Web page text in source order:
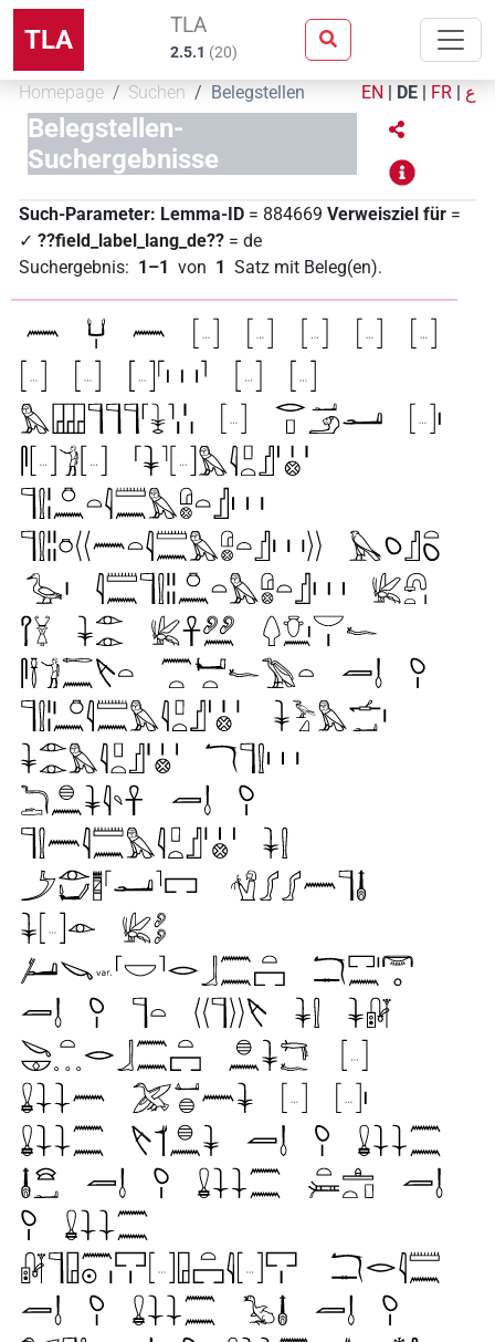
TLA TLA
2.5.1 (20)
Homepage Suchen Belegstellen EN | DE | FR | ع
Belegstellen-
Suchergebnisse
Such-Parameter: Lemma-ID = 884669 Verweisziel für =
✓ ??field_label_lang_de?? = de
Suchergebnis: 1–1 von 1 Satz mit Beleg(en).